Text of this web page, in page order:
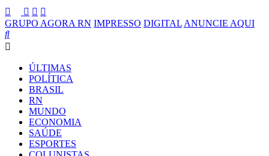
GRUPO AGORA RN IMPRESSO DIGITAL ANUNCIE AQUI
ÚLTIMAS
POLÍTICA
BRASIL
RN
MUNDO
ECONOMIA
SAÚDE
ESPORTES